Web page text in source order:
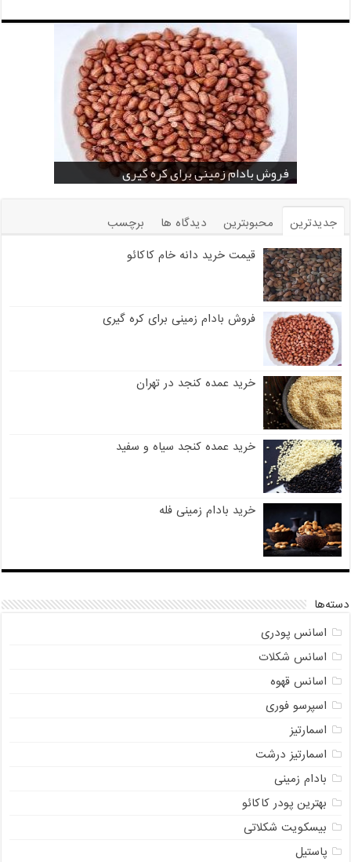
قیمت خرید دانه خام کاکائو
فروش بادام زمینی برای کره گیری
خرید عمده کنجد در تهران
خرید عمده کنجد سیاه و سفید
خرید بادام زمینی فله
خرید عمده کنجد سیاه
خرید عمده کنجد سفید
قیمت خرید کافی میت در کرمان
فروش انواع کنجد در یزد ( Sesame )
جدیدترین محبوبترین دیدگاه ها
برچسب
قیمت خرید دانه خام کاکائو
فروش بادام زمینی برای کره گیری
خرید عمده کنجد در تهران
خرید عمده کنجد سیاه و سفید
خرید بادام زمینی فله
دسته‌ها
اسانس پودری
اسانس شکلات
اسانس قهوه
اسپرسو فوری
اسمارتیز
اسمارتیز درشت
بادام زمینی
بهترین پودر کاکائو
بیسکویت شکلاتی
پاستیل